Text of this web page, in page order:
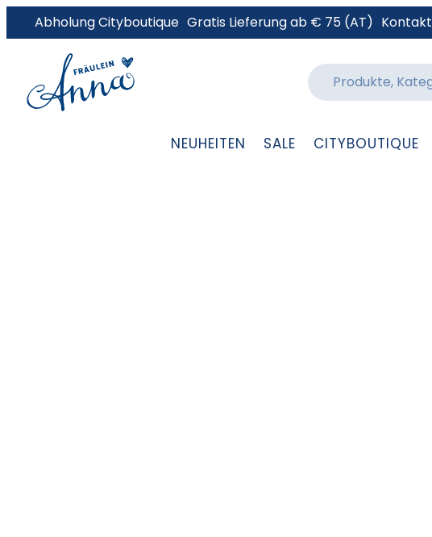
Abholung Cityboutique Gratis Lieferung ab € 75 (AT) Kontakt
NEUHEITEN SALE CITYBOUTIQUE